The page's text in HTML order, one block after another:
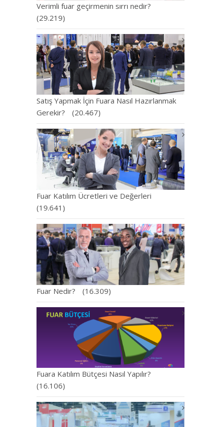
Verimli fuar geçirmenin sırrı nedir?
(29.219)
Satış Yapmak İçin Fuara Nasıl Hazırlanmak
Gerekir?
(20.467)
Fuar Katılım Ücretleri ve Değerleri
(19.641)
Fuar Nedir? (16.309)
Fuara Katılım Bütçesi Nasıl Yapılır?
(16.106)